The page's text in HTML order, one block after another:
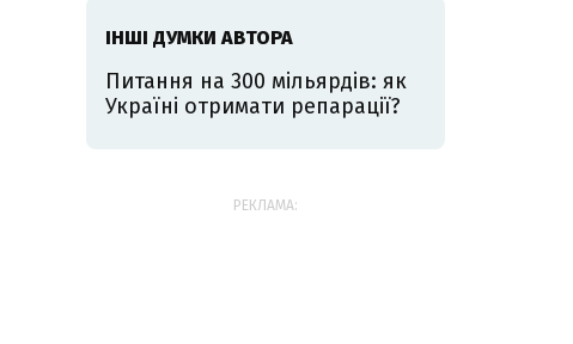
ІНШІ ДУМКИ АВТОРА
Питання на 300 мільярдів: як
Україні отримати репарації?
РЕКЛАМА: